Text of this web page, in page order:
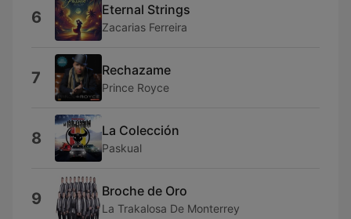
6 Eternal Strings
Zacarias Ferreira
7 Rechazame
Prince Royce
8 La Colección
Paskual
9 Broche de Oro
La Trakalosa De Monterrey